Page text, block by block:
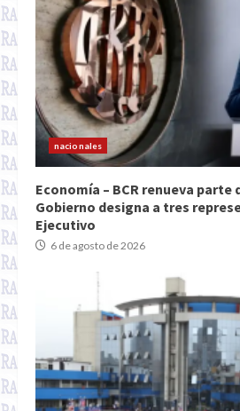
nacionales
Economía – BCR renueva parte
Gobierno designa a tres
Ejecutivo
6 de agosto de 2026